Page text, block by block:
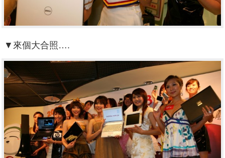
▼來個大合照….